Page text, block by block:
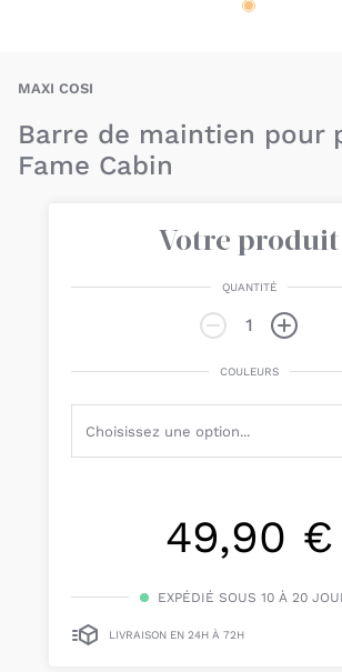
MAXI COSI
Barre de maintien pour
Fame Cabin
Votre produit
QUANTITÉ
COULEURS
49,90 €
EXPÉDIÉ SOUS 10 À 20
LIVRAISON EN 24H À 72H